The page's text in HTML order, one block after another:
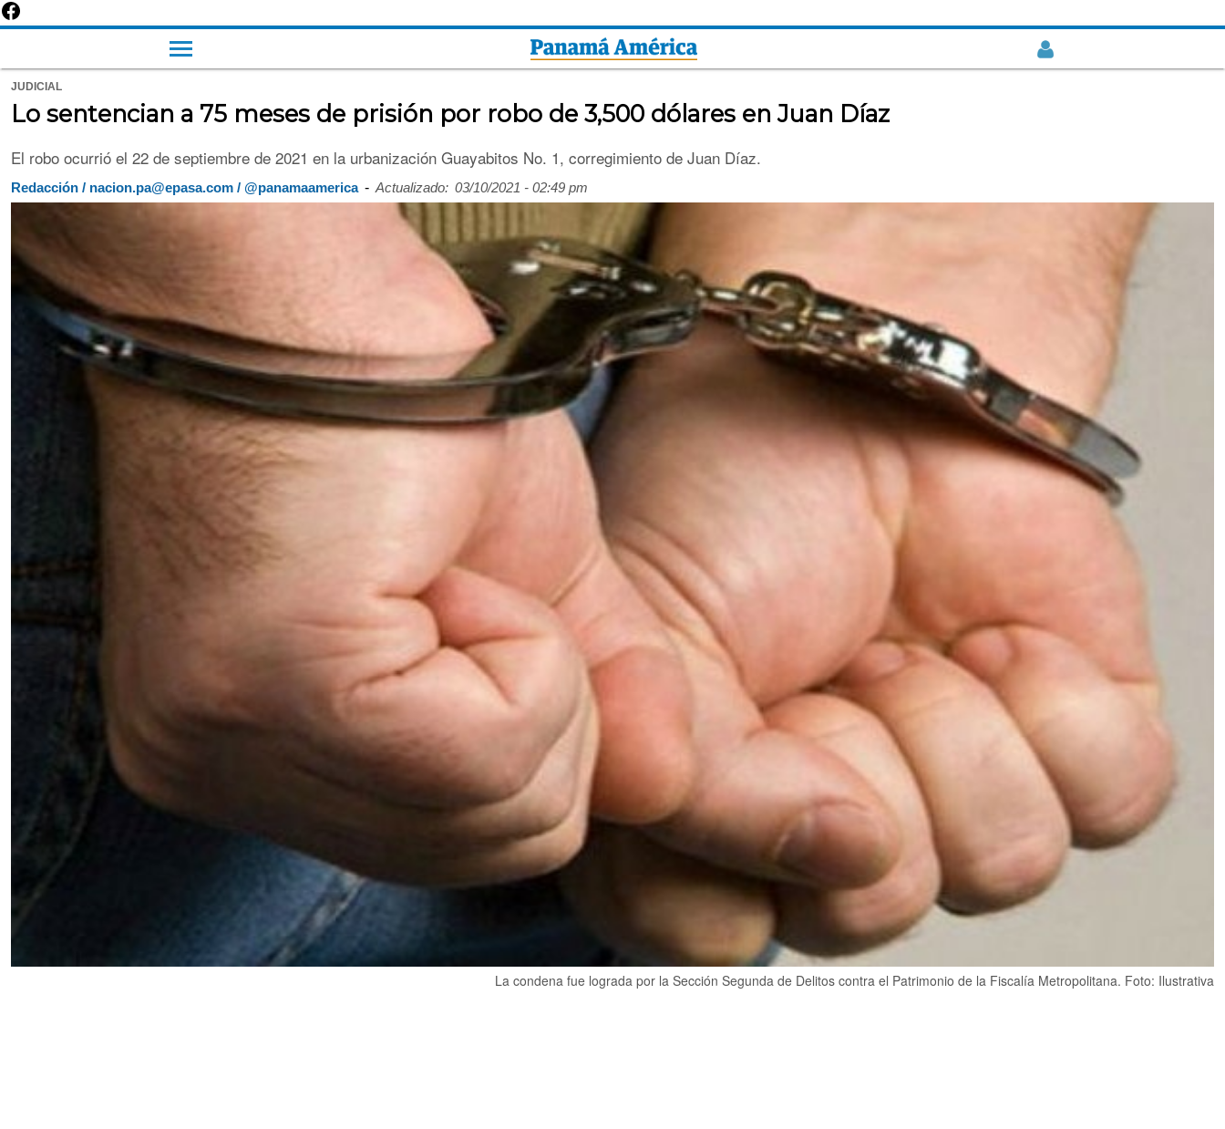
JUDICIAL
Lo sentencian a 75 meses de prisión por robo de 3,500 dólares en Juan Díaz
El robo ocurrió el 22 de septiembre de 2021 en la urbanización Guayabitos No. 1, corregimiento de Juan Díaz.
Redacción / nacion.pa@epasa.com / @panamaamerica - Actualizado: 03/10/2021 - 02:49 pm
La condena fue lograda por la Sección Segunda de Delitos contra el Patrimonio de la Fiscalía Metropolitana. Foto: Ilustrativa